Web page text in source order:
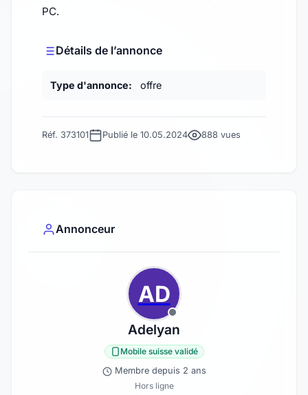
PC.
Détails de l’annonce
Type d'annonce: offre
Réf. 373101 Publié le 10.05.2024 888 vues
Annonceur
AD
Adelyan
Mobile suisse validé
Membre depuis 2 ans
Hors ligne